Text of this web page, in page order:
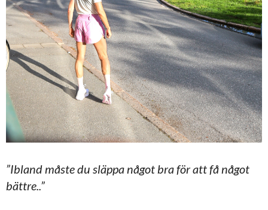
”Ibland måste du släppa något bra för att få något
bättre..”